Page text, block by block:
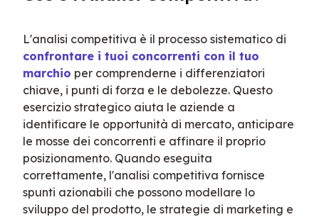
confrontare i tuoi concorrenti con il tuo
marchio per comprenderne i differenziatori
chiave, i punti di forza e le debolezze. Questo
esercizio strategico aiuta le aziende a
identificare le opportunità di mercato, anticipare
le mosse dei concorrenti e affinare il proprio
posizionamento. Quando eseguita
correttamente, l'analisi competitiva fornisce
spunti azionabili che possono modellare lo
sviluppo del prodotto, le strategie di marketing e